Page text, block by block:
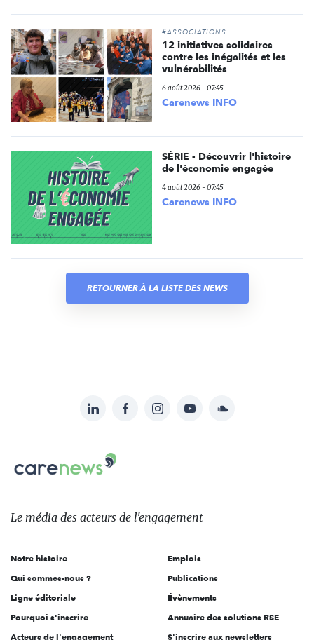
#ASSOCIATIONS
12 initiatives solidaires
contre les inégalités et les
vulnérabilités
6 août 2026 - 07:45
Carenews INFO
SÉRIE - Découvrir l'histoire
de l'économie engagée
4 août 2026 - 07:45
Carenews INFO
RETOURNER À LA LISTE DES NEWS
sur:
LinkedInFacebookInstagramYouTubeSoundcloud
Carenews,
Le
des
l'engagement
Le média des acteurs de l'engagement
Notre histoire
Qui sommes-nous ?
Ligne éditoriale
Pourquoi s'inscrire
Acteurs de l'engagement
Emplois
Publications
Évènements
Annuaire des solutions RSE
S'inscrire aux newsletters